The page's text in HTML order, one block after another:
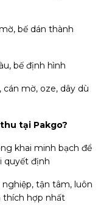
bế dán thành
bế định hình
cán mờ, oze, dây dù
tại Pakgo?
khai minh bạch để
quyết định
tận tâm, luôn
thích hợp nhất